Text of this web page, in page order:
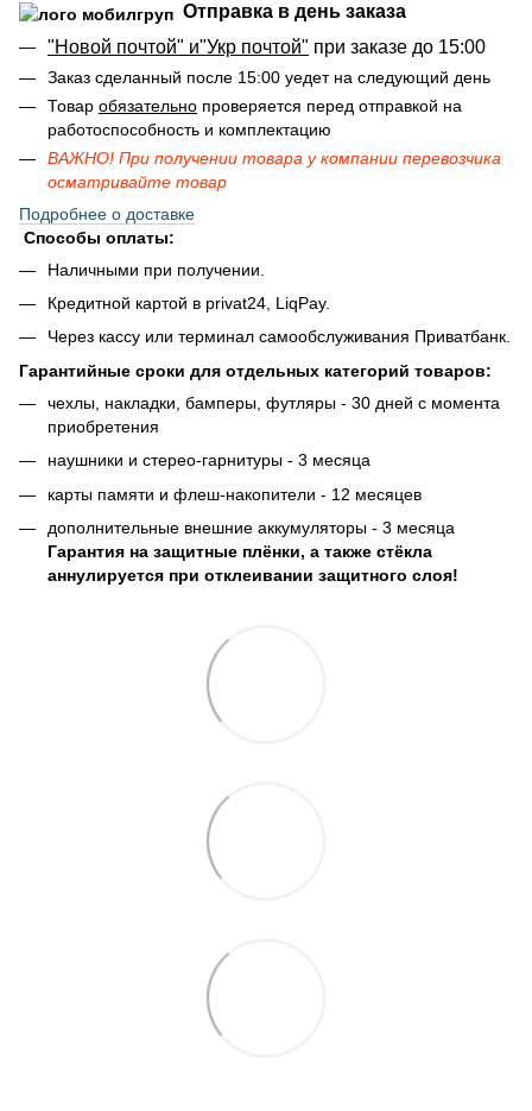
Отправка в день заказа
"Новой почтой" и"Укр почтой" при заказе до 15:00
Заказ сделанный после 15:00 уедет на следующий день
Товар обязательно проверяется перед отправкой на
работоспособность и комплектацию
ВАЖНО! При получении товара у компании перевозчика
осматривайте товар
Подробнее о доставке
Способы оплаты:
Наличными при получении.
Кредитной картой в privat24, LiqPay.
Через кассу или терминал самообслуживания Приватбанк.
Гарантийные сроки для отдельных категорий товаров:
чехлы, накладки, бамперы, футляры - 30 дней с момента
приобретения
наушники и стерео-гарнитуры - 3 месяца
карты памяти и флеш-накопители - 12 месяцев
дополнительные внешние аккумуляторы - 3 месяца
Гарантия на защитные плёнки, а также стёкла
аннулируется при отклеивании защитного слоя!